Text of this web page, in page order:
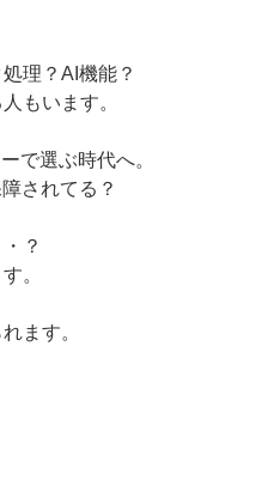
理？AI機能？
もいます。
で選ぶ時代へ。
されてる？
？
。
ます。